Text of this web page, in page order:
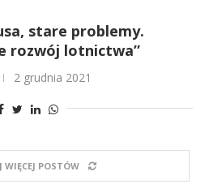
stare problemy.
rozwój lotnictwa”
2 grudnia 2021
WIĘCEJ POSTÓW